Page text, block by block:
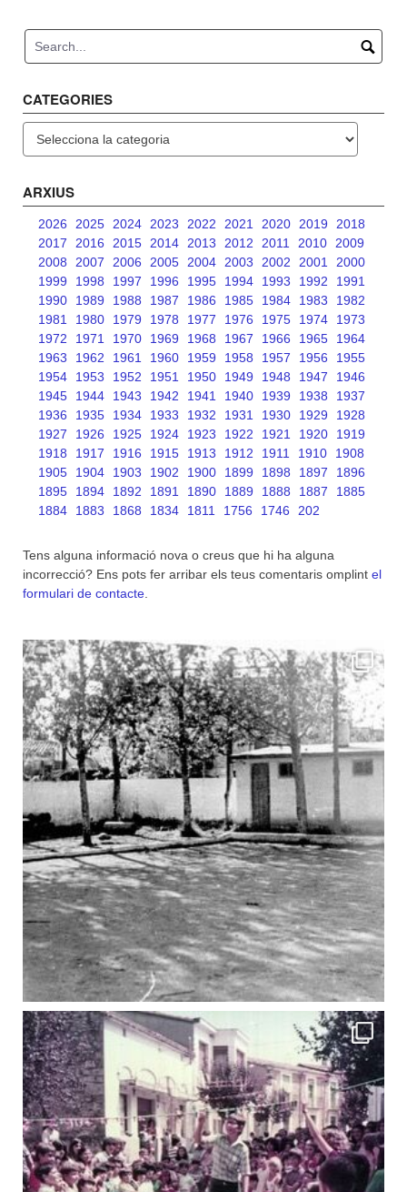
CATEGORIES
Categories
ARXIUS
2026 2025 2024 2023 2022 2021 2020 2019
2018
2017
2016 2015 2014 2013 2012 2011 2010
2009
2008
2007 2006 2005 2004 2003 2002 2001
2000
1999
1998 1997 1996 1995 1994 1993 1992
1991
1990
1989 1988 1987 1986 1985 1984 1983
1982
1981
1980 1979 1978 1977 1976 1975 1974
1973
1972
1971 1970 1969 1968 1967 1966 1965
1964
1963
1962 1961 1960 1959 1958 1957 1956
1955
1954
1953 1952 1951 1950 1949 1948 1947
1946
1945
1944 1943 1942 1941 1940 1939 1938
1937
1936
1935 1934 1933 1932 1931 1930 1929
1928
1927
1926 1925 1924 1923 1922 1921 1920
1919
1918
1917 1916 1915 1913 1912 1911 1910
1908
1905
1904 1903 1902 1900 1899 1898 1897
1896
1895
1894 1892 1891 1890 1889 1888 1887
1885
1884
1883 1868 1834 1811 1756 1746 202
Tens alguna informació nova o creus que hi ha alguna
incorrecció? Ens pots fer arribar els teus comentaris omplint el
formulari de contacte